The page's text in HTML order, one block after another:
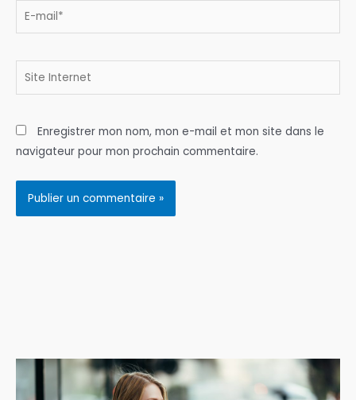
E-
mail*
Site
Enregistrer mon nom, mon e-mail et mon site dans le
navigateur pour mon prochain commentaire.